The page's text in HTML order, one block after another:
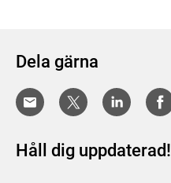
Dela gärna
Håll dig uppdaterad!